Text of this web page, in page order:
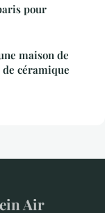
pour
maison de
céramique
Air